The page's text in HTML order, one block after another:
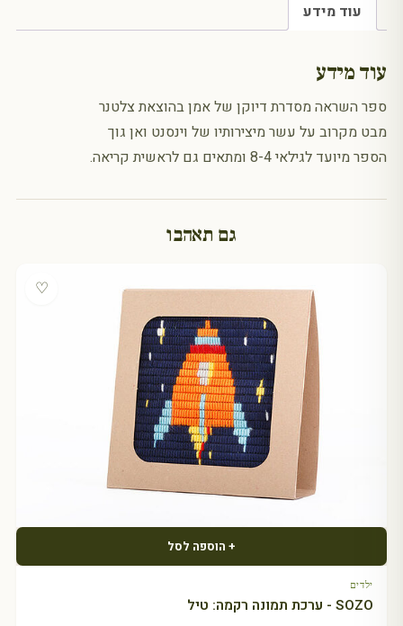
עוד מידע
עוד מידע
ספר השראה מסדרת דיוקן של אמן בהוצאת צלטנר
מבט מקרוב על עשר מיצירותיו של וינסנט ואן גוך
הספר מיועד לגילאי 8-4 ומתאים גם לראשית קריאה.
גם תאהבו
♡
+ הוספה לסל
ילדים
SOZO - ערכת תמונה רקמה: טיל